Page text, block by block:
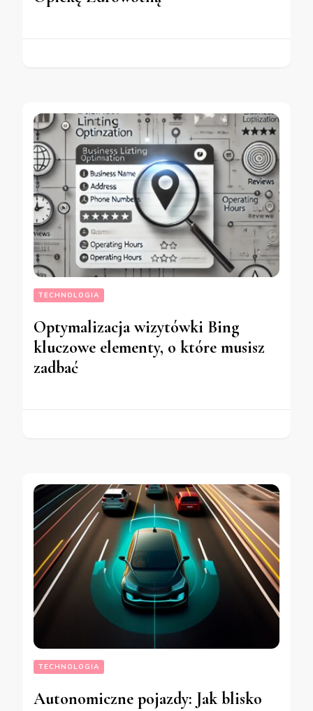
TECHNOLOGIA
Optymalizacja wizytówki Bing
kluczowe elementy, o które musisz
zadbać
TECHNOLOGIA
Autonomiczne pojazdy: Jak blisko